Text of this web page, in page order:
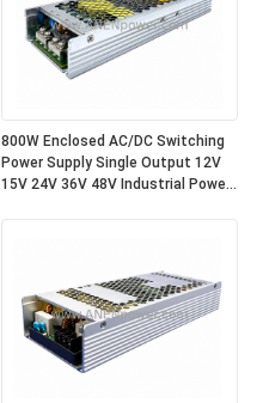
800W Enclosed AC/DC Switching
Power Supply Single Output 12V
15V 24V 36V 48V Industrial Power